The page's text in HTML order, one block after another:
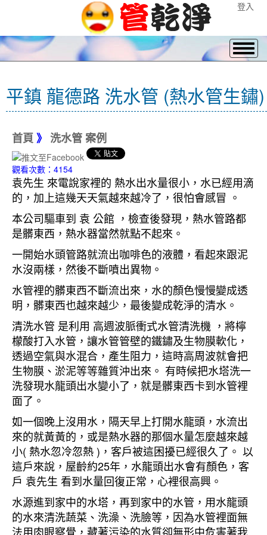
登入
平鎮 龍德路 洗水管 (熱水管生鏽)
首頁 》 洗水管 案例
觀看次數：4154
袁先生 來電說家裡的 熱水出水量很小，水已經用滴
的，加上這幾天天氣越來越冷了，很怕會感冒 。
本公司驅車到 袁 公館 ，檢查後發現，熱水管路都
是髒東西，熱水器當然就點不起來。
一開始水頭管路就流出咖啡色的液體，看起來跟泥
水沒兩樣，然後不斷噴出異物。
水管裡的髒東西不斷流出來，水的顏色慢慢變成透
明，髒東西也越來越少，最後變成乾淨的清水。
清洗水管 是利用 高週波脈衝式水管清洗機 ，將檸
檬酸打入水管，讓水管管壁的鐵鏽及生物膜軟化，
透過空氣與水混合，產生阻力，這時高周波就會把
生物膜、淤泥等等雜質沖出來。 有時候把水塔洗一
洗發現水龍頭出水變小了，就是髒東西卡到水管裡
面了。
如一個晚上沒用水，隔天早上打開水龍頭，水流出
來的就黃黃的，或是熱水器的那個水量怎麼越來越
小( 熱水忽冷忽熱 )，客戶被這困擾已經很久了。 以
這戶來說，屋齡約25年，水龍頭出水會有顏色，客
戶 袁先生 看到水量回復正常，心裡很高興。
水源進到家中的水塔，再到家中的水管，用水龍頭
的水來清洗蔬菜、洗澡、洗臉等，因為水管裡面無
法用肉眼察覺，藏著污染的水質卻無形中危害著我